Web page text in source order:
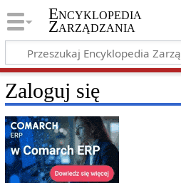
Encyklopedia
Zarządzania
Zaloguj się